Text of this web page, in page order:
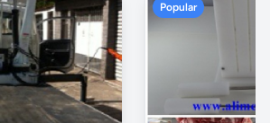
Popular